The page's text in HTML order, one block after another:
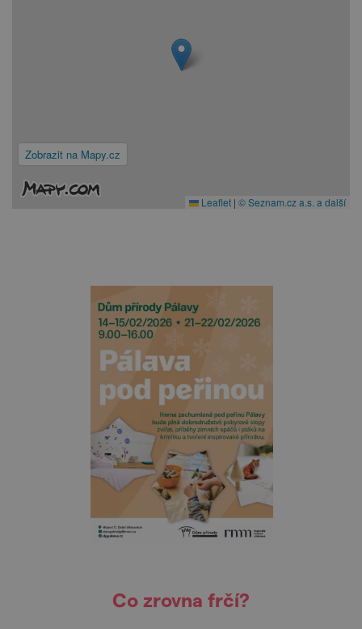
Zobrazit na Mapy.cz
Leaflet | © Seznam.cz a.s. a další
Co zrovna frčí?